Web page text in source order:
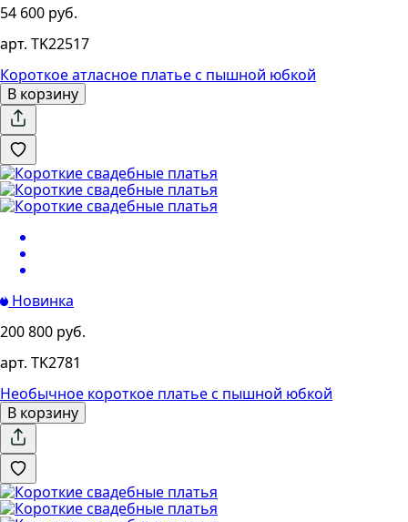
54 600 руб.
арт. TK22517
Короткое атласное платье с пышной юбкой
В корзину
Новинка
200 800 руб.
арт. TK2781
Необычное короткое платье с пышной юбкой
В корзину